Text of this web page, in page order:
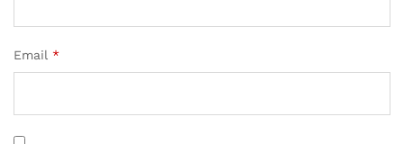
Email *